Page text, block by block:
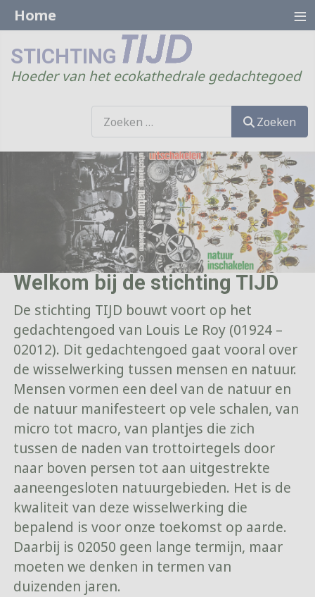
STICHTING
Hoeder van het ecokathedrale gedachtegoed
Zoeken
Welkom bij de stichting TIJD
De stichting TIJD bouwt voort op het
gedachtengoed van Louis Le Roy (01924 –
02012). Dit gedachtengoed gaat vooral over
de wisselwerking tussen mensen en natuur.
Mensen vormen een deel van de natuur en
de natuur manifesteert op vele schalen, van
micro tot macro, van plantjes die zich
tussen de naden van trottoirtegels door
naar boven persen tot aan uitgestrekte
aaneengesloten natuurgebieden. Het is de
kwaliteit van deze wisselwerking die
bepalend is voor onze toekomst op aarde.
Daarbij is 02050 geen lange termijn, maar
moeten we denken in termen van
duizenden jaren.
Home ≡